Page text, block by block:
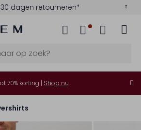
dagen retourneren*
70% korting | Shop nu